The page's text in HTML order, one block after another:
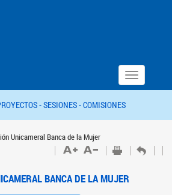
Toggle
navigation
-SESIONES -COMISIONES
Unicameral Banca de la Mujer
BANCA DE LA MUJER